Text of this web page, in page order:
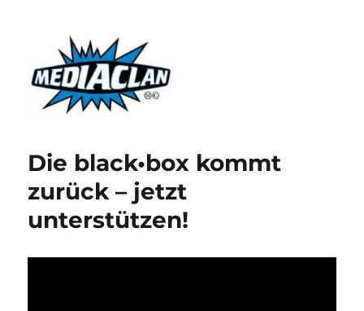
Die black•box kommt
zurück – jetzt
unterstützen!